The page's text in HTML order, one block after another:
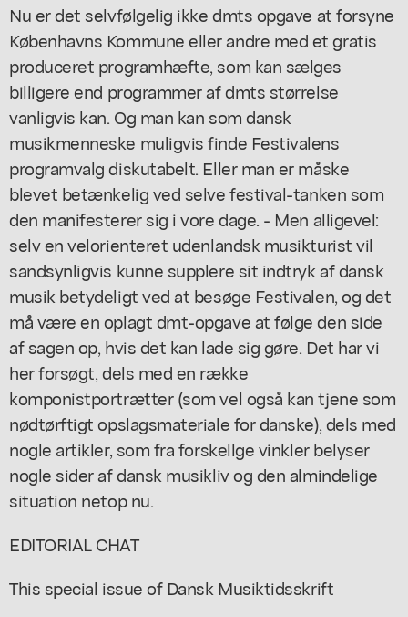
Nu er det selvfølgelig ikke dmts opgave at forsyne
Københavns Kommune eller andre med et gratis
produceret programhæfte, som kan sælges
billigere end programmer af dmts størrelse
vanligvis kan. Og man kan som dansk
musikmenneske muligvis finde Festivalens
programvalg diskutabelt. Eller man er måske
blevet betænkelig ved selve festival-tanken som
den manifesterer sig i vore dage. - Men alligevel:
selv en velorienteret udenlandsk musikturist vil
sandsynligvis kunne supplere sit indtryk af dansk
musik betydeligt ved at besøge Festivalen, og det
må være en oplagt dmt-opgave at følge den side
af sagen op, hvis det kan lade sig gøre. Det har vi
her forsøgt, dels med en række
komponistportrætter (som vel også kan tjene som
nødtørftigt opslagsmateriale for danske), dels med
nogle artikler, som fra forskellge vinkler belyser
nogle sider af dansk musikliv og den almindelige
situation netop nu.
EDITORIAL CHAT
This special issue of Dansk Musiktidsskrift